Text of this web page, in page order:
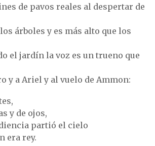
de pavos reales al despertar de
árboles y es más alto que los
el jardín la voz es un trueno que
y a Ariel y al vuelo de Ammon:
y de ojos,
partió el cielo
era rey.